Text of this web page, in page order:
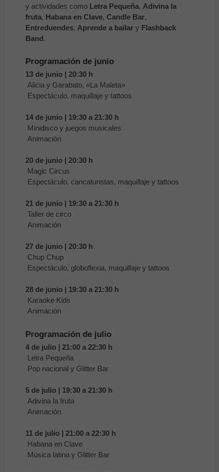
y actividades como Letra Pequeña, Adivina la
fruta, Habana en Clave, Candle Bar,
Entreduendes, Aprende a bailar y Flashback
Band .
Programación de junio
13 de junio | 20:30 h
Alicia y Garabato, «La Maleta»
Espectáculo, maquillaje y tattoos
14 de junio | 19:30 a 21:30 h
Minidisco y juegos musicales
Animación
20 de junio | 20:30 h
Magic Circus
Espectáculo, caricaturistas, maquillaje y tattoos
21 de junio | 19:30 a 21:30 h
Taller de circo
Animación
27 de junio | 20:30 h
Chup Chup
Espectáculo, globoflexia, maquillaje y tattoos
28 de junio | 19:30 a 21:30 h
Karaoke Kids
Animación
Programación de julio
4 de julio | 21:00 a 22:30 h
Letra Pequeña
Pop nacional y Glitter Bar
5 de julio | 19:30 a 21:30 h
Adivina la fruta
Animación
11 de julio | 21:00 a 22:30 h
Habana en Clave
Música latina y Glitter Bar